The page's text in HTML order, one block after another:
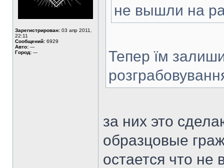
Зарегистрирован: 03 апр 2011,
22:11
Сообщений: 6929
Авто: ---
Город: ---
не вышли на
Тепер їм
за них это
образцовые
остается что не